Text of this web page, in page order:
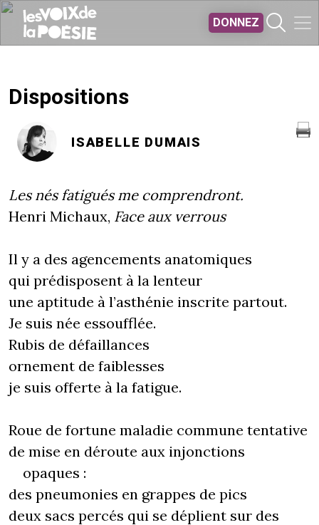
DONNEZ
Dispositions
ISABELLE DUMAIS
Les nés fatigués me comprendront.
Henri Michaux, Face aux verrous
Il y a des agencements anatomiques
qui prédisposent à la lenteur
une aptitude à l’asthénie inscrite partout.
Je suis née essoufflée.
Rubis de défaillances
ornement de faiblesses
je suis offerte à la fatigue.
Roue de fortune maladie commune tentative
de mise en déroute aux injonctions
opaques :
des pneumonies en grappes de pics
deux sacs percés qui se déplient sur des